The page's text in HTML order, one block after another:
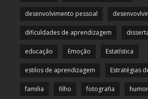
desenvolvimento pessoal
dificuldades de aprendizagem
educação Emoção Estatística
estilos de aprendizagem Estratégias
familia filho fotografia humor